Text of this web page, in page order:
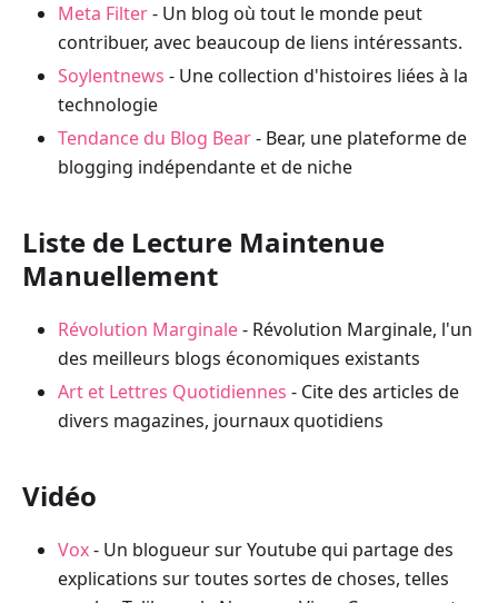
Meta Filter- Un blog où tout le monde peut
contribuer, avec beaucoup de liens intéressants.
Soylentnews - Une collection d'histoires liées à la
technologie
Tendance du Blog Bear- Bear, une plateforme de
blogging indépendante et de niche
Liste de Lecture Maintenue
Manuellement
Révolution Marginale- Révolution Marginale, l'un
des meilleurs blogs économiques existants
Art et Lettres Quotidiennes - Cite des articles de
divers magazines, journaux quotidiens
Vidéo
Vox- Un blogueur sur Youtube qui partage des
explications sur toutes sortes de choses, telles